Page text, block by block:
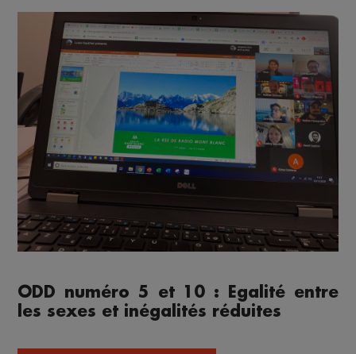
ODD numéro 5 et 10 : Egalité entre
les sexes et inégalités réduites